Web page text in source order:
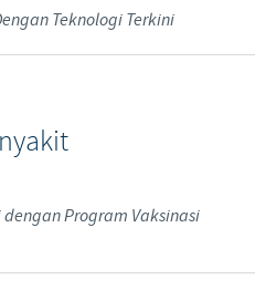
Teknologi Terkini
Program Vaksinasi